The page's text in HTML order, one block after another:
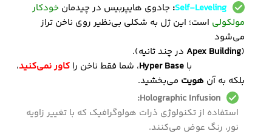
Self-Leveling
: جادوی هایپربیس در چیدمان خودکار
مولکولی است؛ این ژل به شکلی بی‌نظیر روی ناخن تراز
می‌شود
(
Apex Building در چند ثانیه).
با Hyper Base، شما فقط ناخن را کاور نمی‌کنید،
بلکه به آن هویت می‌بخشید.
Holographic Infusion:
استفاده از تکنولوژی ذرات هولوگرافیک که با تغییر زاویه
نور، رنگ عوض می‌کنند.